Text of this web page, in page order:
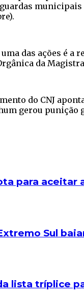
das ações é
da
do CNJ
gerou punição
para aceitar
Sul
lista tríplice